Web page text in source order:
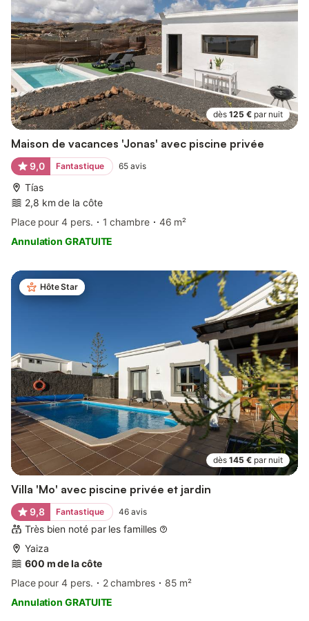
dès 125 € par nuit
Maison de vacances 'Jonas' avec piscine privée
9,0 Fantastique 65 avis
Tías
2,8 km de la côte
Place pour 4 pers.
1 chambre
46 m²
Annulation GRATUITE
Hôte Star
dès 145 € par nuit
Villa 'Mo' avec piscine privée et jardin
9,8 Fantastique 46 avis
Très bien noté par les familles
Yaiza
600 m de la côte
Place pour 4 pers.
2 chambres
85 m²
Annulation GRATUITE